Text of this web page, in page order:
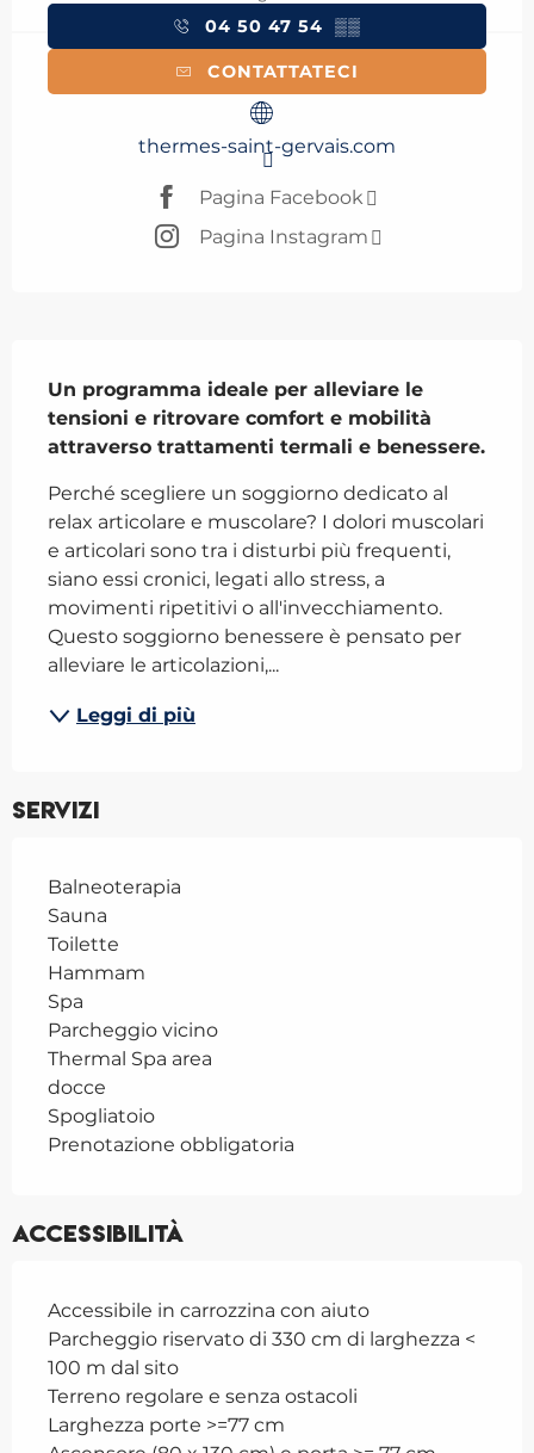
04 50 47 54 ▒▒
CONTATTATECI
thermes-saint-gervais.com
Pagina Facebook
Pagina Instagram
Un programma ideale per alleviare le
tensioni e ritrovare comfort e mobilità
attraverso trattamenti termali e benessere.
Perché scegliere un soggiorno dedicato al
relax articolare e muscolare? I dolori muscolari
e articolari sono tra i disturbi più frequenti,
siano essi cronici, legati allo stress, a
movimenti ripetitivi o all'invecchiamento.
Questo soggiorno benessere è pensato per
alleviare le articolazioni,...
Leggi di più
Servizi
Balneoterapia
Sauna
Toilette
Hammam
Spa
Parcheggio vicino
Thermal Spa area
docce
Spogliatoio
Prenotazione obbligatoria
Accessibilità
Accessibile in carrozzina con aiuto
Parcheggio riservato di 330 cm di larghezza <
100 m dal sito
Terreno regolare e senza ostacoli
Larghezza porte >=77 cm